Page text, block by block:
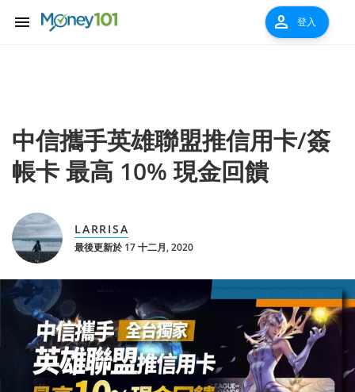
menu person 登入
中信攜手英雄聯盟推信用卡/簽
帳卡 最高 10% 現金回饋
LARRISA
最後更新於 17 十二月, 2020